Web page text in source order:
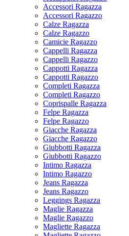
Accessori Ragazza
Accessori Ragazzo
Calze Ragazza
Calze Ragazzo
Camicie Ragazzo
Cappelli Ragazza
Cappelli Ragazzo
Cappotti Ragazza
Cappotti Ragazzo
Completi Ragazza
Completi Ragazzo
Coprispalle Ragazza
Felpe Ragazza
Felpe Ragazzo
Giacche Ragazza
Giacche Ragazzo
Giubbotti Ragazza
Giubbotti Ragazzo
Intimo Ragazza
Intimo Ragazzo
Jeans Ragazza
Jeans Ragazzo
Leggings Ragazza
Maglie Ragazza
Maglie Ragazzo
Magliette Ragazza